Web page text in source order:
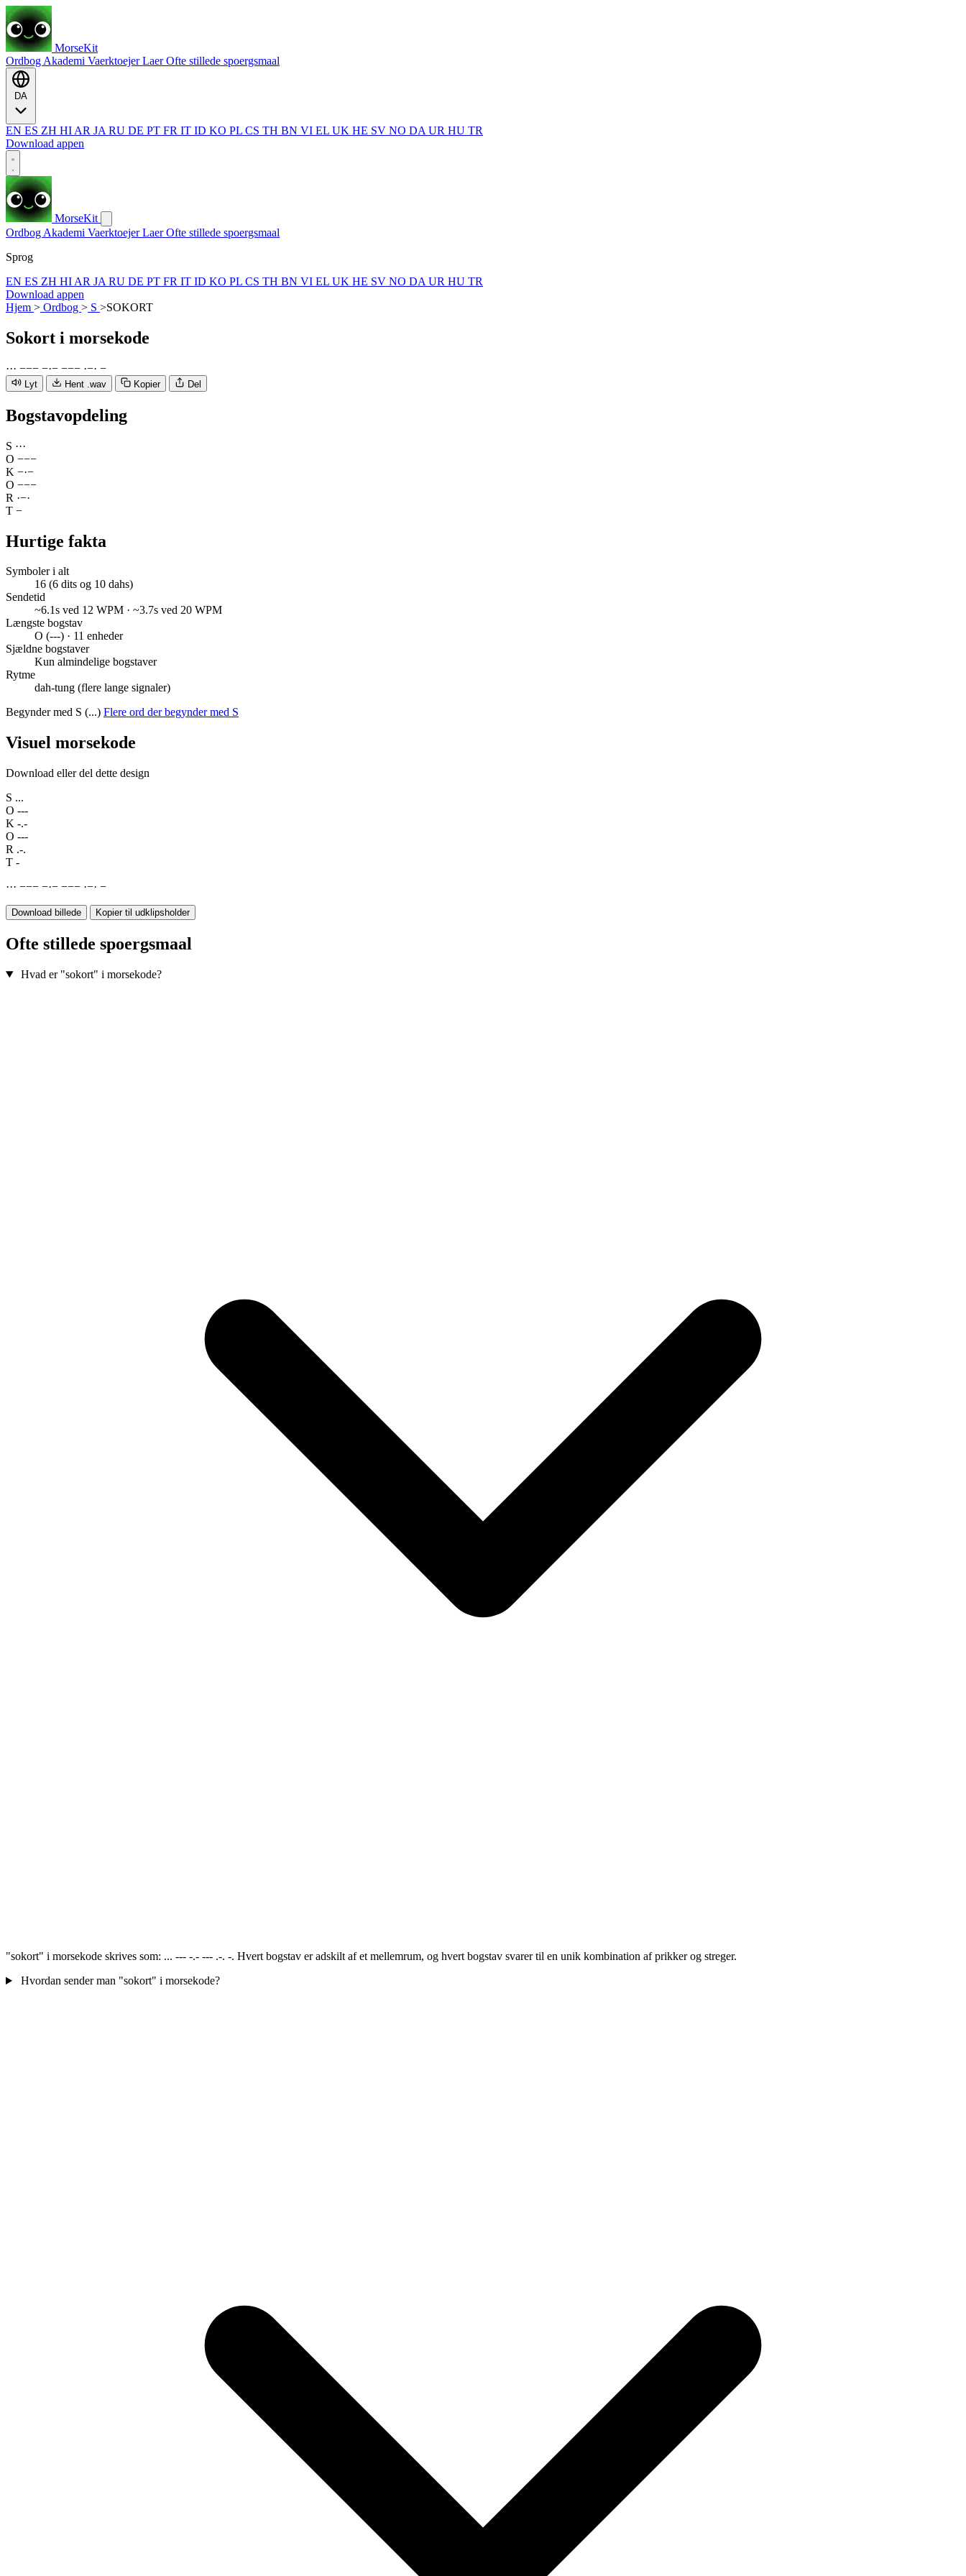
MorseKit
Ordbog Akademi VaerktoejerLaerOfte stillede spoergsmaal
EN ES ZH HI AR JA RU DE PT FR IT ID KO PL CS TH BN VI EL UK HE SV NO DA UR HU TR
Download appen
MorseKit
Ordbog Akademi VaerktoejerLaerOfte stillede spoergsmaal
Sprog
EN ES ZH HI AR JA RU DE PT FR IT ID KO PL CS TH BN VI EL UK HE SV NO DA UR HU TR
Download appen
Hjem > Ordbog > S >SOKORT
Sokort i morsekode
··· −−− −·− −−− ·−· −
Lyt Hent .wav Kopier Del
Bogstavopdeling
S ···
O −−−
K −·−
O −−−
R ·−·
T −
Hurtige fakta
Symboler i alt
16 (6 dits og 10 dahs)
Sendetid
~6.1s ved 12 WPM · ~3.7s ved 20 WPM
Længste bogstav
O (---) · 11 enheder
Sjældne bogstaver
Kun almindelige bogstaver
Rytme
dah-tung (flere lange signaler)
Begynder med S (...) Flere ord der begynder med S
Visuel morsekode
Download eller del dette design
S ...
O ---
K -.-
O ---
R .-.
T -
··· −−− −·− −−− ·−· −
Download billede Kopier til udklipsholder
Ofte stillede spoergsmaal
Hvad er "sokort" i morsekode?
"sokort" i morsekode skrives som: ... --- -.- --- .-. -. Hvert bogstav er adskilt af et mellemrum, og hvert bogstav svarer til en unik kombination af prikker og streger.
Hvordan sender man "sokort" i morsekode?